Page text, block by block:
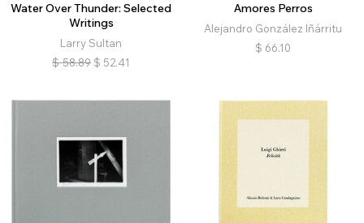
Water Over Thunder: Selected
Writings
Larry Sultan
$ 58.89 $ 52.41
Amores Perros
Alejandro González Iñárritu
$ 66.10